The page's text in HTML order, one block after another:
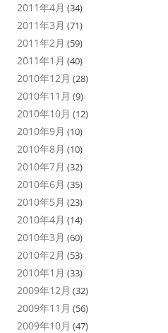
2011年4月 (34)
2011年3月 (71)
2011年2月 (59)
2011年1月 (40)
2010年12月 (28)
2010年11月 (9)
2010年10月 (12)
2010年9月 (10)
2010年8月 (10)
2010年7月 (32)
2010年6月 (35)
2010年5月 (23)
2010年4月 (14)
2010年3月 (60)
2010年2月 (53)
2010年1月 (33)
2009年12月 (32)
2009年11月 (56)
2009年10月 (47)